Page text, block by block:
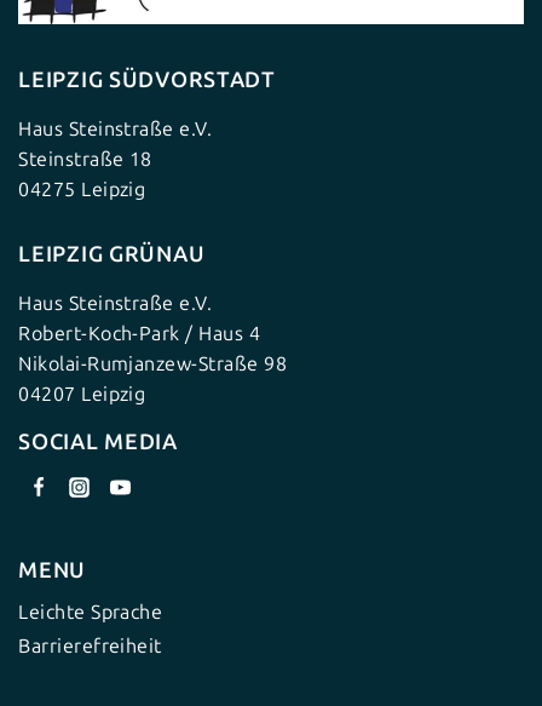
LEIPZIG SÜDVORSTADT
Haus Steinstraße e.V.
Steinstraße 18
04275 Leipzig
LEIPZIG GRÜNAU
Haus Steinstraße e.V.
Robert-Koch-Park / Haus 4
Nikolai-Rumjanzew-Straße 98
04207 Leipzig
SOCIAL MEDIA
MENU
Leichte Sprache
Barrierefreiheit